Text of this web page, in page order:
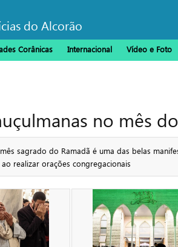
do Alcorão
Corânicas Internacional Vídeo e Foto
no mês
sagrado do Ramadã é uma das belas
realizar orações congregacionais